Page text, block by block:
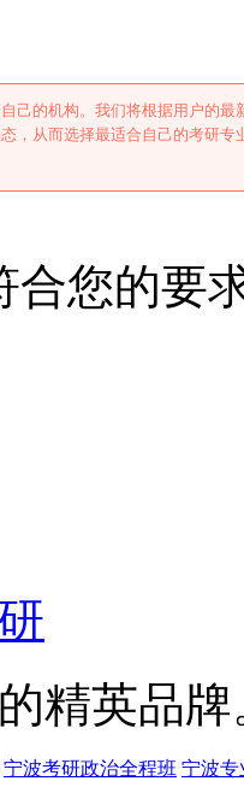
己的机构。我们将根据用户的
，从而选择最适合自己的考研专
合您的要
精英品牌
宁波考研政治全程班 宁波专